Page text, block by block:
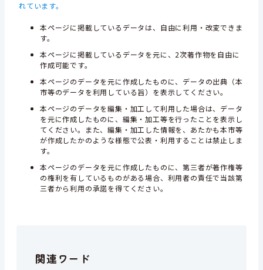
れています。
本ページに掲載しているデータは、自由に利用・改変できま
す。
本ページに掲載しているデータを元に、2次著作物を自由に
作成可能です。
本ページのデータを元に作成したものに、データの出典（本
市等のデータを利用している旨）を表示してください。
本ページのデータを編集・加工して利用した場合は、データ
を元に作成したものに、編集・加工等を行ったことを表示し
てください。また、編集・加工した情報を、あたかも本市等
が作成したかのような様態で公表・利用することは禁止しま
す。
本ページのデータを元に作成したものに、第三者が著作権等
の権利を有しているものがある場合、利用者の責任で当該第
三者から利用の承諾を得てください。
関連ワード